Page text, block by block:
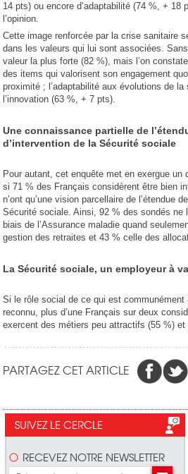
14 pts) ou encore d’adaptabilité (74 %, + 18
l’opinion.
Cette image renforcée par la crise sanitaire
dans les valeurs qui lui sont associées.
valeur la plus forte (82 %), mais l’on
des items qui valorisent son engagement
proximité ; l’adaptabilité aux évolutions de
l’innovation (63 %, + 7 pts).
Une connaissance partielle de
d’intervention de la Sécurité sociale
Pour autant, cet enquête met en exergue un
si 71 % des Français considèrent être bien
n’ont qu’une vision parcellaire de l’étendue
Sécurité sociale. Ainsi, 92 % des sondés ne
biais de l’Assurance maladie quand
gestion des retraites et 43 % celle des
La Sécurité sociale, un employeur à
Si le rôle social de ce qui est
reconnu, plus d’une Français sur deux
exercent des métiers peu attractifs (55 %) et
PARTAGEZ CET ARTICLE
SUIVEZ LE CERCLE
RECEVEZ NOTRE NEWSLETTER